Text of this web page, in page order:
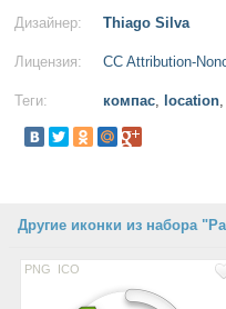
Дизайнер: Thiago Silva
Лицензия: CC Attribution-
Теги: компас, location,
Другие иконки из набора
PNG ICO